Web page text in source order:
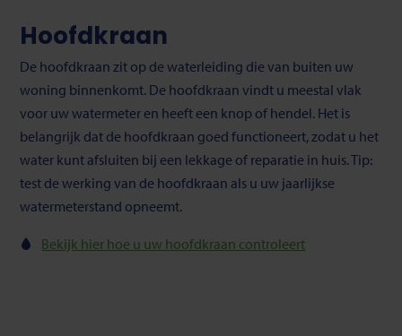
Hoofdkraan
De hoofdkraan zit op de waterleiding die van buiten uw
woning binnenkomt. De hoofdkraan vindt u meestal vlak
voor uw watermeter en heeft een knop of hendel. Het is
belangrijk dat de hoofdkraan goed functioneert, zodat u het
water kunt afsluiten bij een lekkage of reparatie in huis. Tip:
test de werking van de hoofdkraan als u uw jaarlijkse
watermeterstand opneemt.
Bekijk hier hoe u uw hoofdkraan controleert